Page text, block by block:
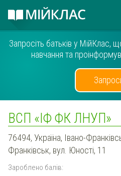
Запросіть батьків у МійКлас,
навчання та
ВСП «ІФ ФК ЛНУП»
76494, Україна, Івано-
Франківськ, вул. Юності, 11
Зароблено балів: